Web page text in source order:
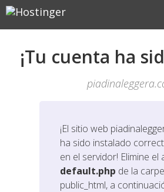
¡Tu cuenta ha
¡El sitio web
ha sido instalado
en el servidor! Elimine el
default.php de la
public_html, a